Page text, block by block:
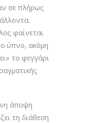
σε πλήρως
φαίνεται
ύπνο, ακόμη
το φεγγάρι
άποψη
τη διάθεση